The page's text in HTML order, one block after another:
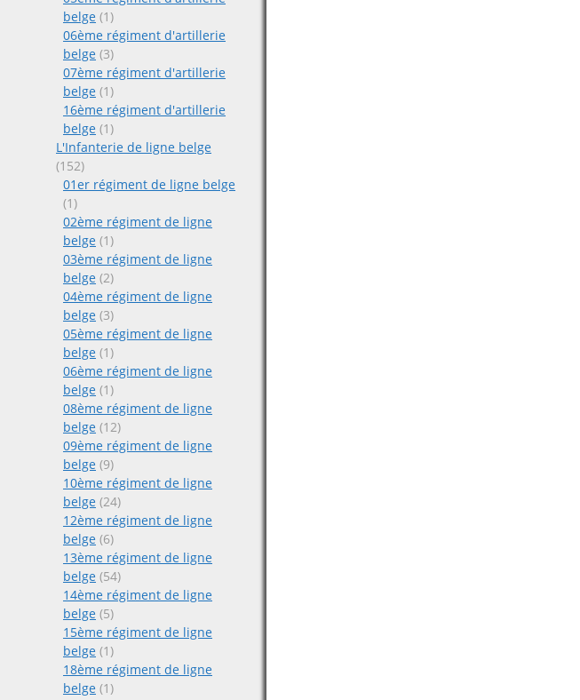
belge (1)
06ème régiment d'artillerie
belge (3)
07ème régiment d'artillerie
belge (1)
16ème régiment d'artillerie
belge (1)
L'Infanterie de ligne belge
(152)
01er régiment de ligne belge
(1)
02ème régiment de ligne
belge (1)
03ème régiment de ligne
belge (2)
04ème régiment de ligne
belge (3)
05ème régiment de ligne
belge (1)
06ème régiment de ligne
belge (1)
08ème régiment de ligne
belge (12)
09ème régiment de ligne
belge (9)
10ème régiment de ligne
belge (24)
12ème régiment de ligne
belge (6)
13ème régiment de ligne
belge (54)
14ème régiment de ligne
belge (5)
15ème régiment de ligne
belge (1)
18ème régiment de ligne
belge (1)